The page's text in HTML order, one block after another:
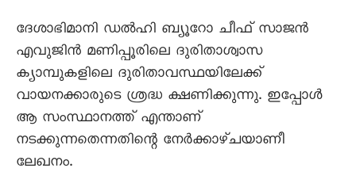
ദേശാഭിമാനി ഡൽഹി ബ്യൂറോ ചീഫ് സാജൻ
എവുജിൻ മണിപ്പൂരിലെ ദുരിതാശ്വാസ
ക്യാമ്പുകളിലെ ദുരിതാവസ്ഥയിലേക്ക്
വായനക്കാരുടെ ശ്രദ്ധ ക്ഷണിക്കുന്നു. ഇപ്പോൾ
ആ സംസ്ഥാനത്ത് എന്താണ്
നടക്കുന്നതെന്നതിന്റെ നേർക്കാഴ്ചയാണീ
ലേഖനം.